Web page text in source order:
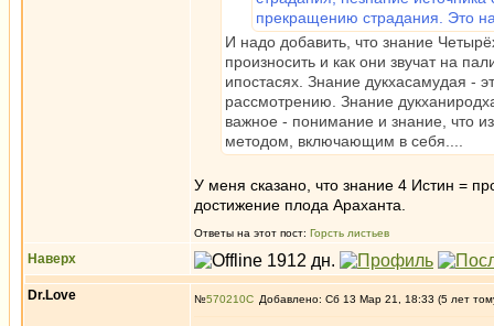
прекращению страдания. Это
И надо добавить, что знание
произносить и как они звучат на
ипостасях. Знание дукхасамудая -
рассмотрению. Знание
важное - понимание и знание, что
методом, включающим в себя....
У меня сказано, что знание 4 Истин =
достижение плода Араханта.
Ответы на этот пост: Горсть листьев
Наверх
Dr.Love №570210 Добавлено: Сб 13 Мар 21, 18:33 (5 лет